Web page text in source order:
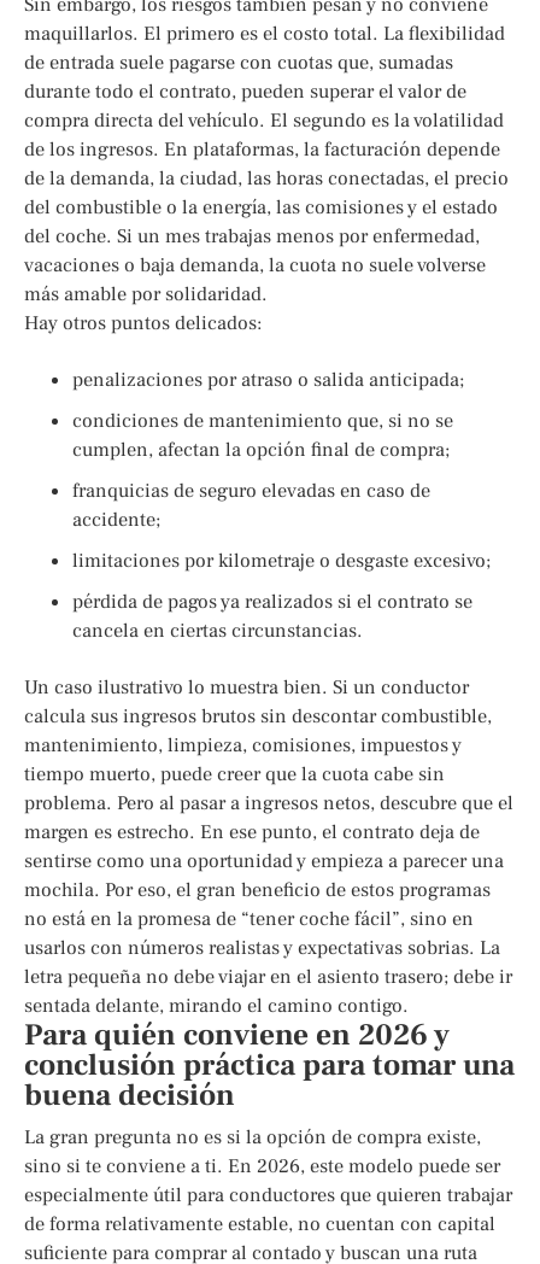
maquillarlos. El primero es el costo total. La flexibilidad
de entrada suele pagarse con cuotas que, sumadas
durante todo el contrato, pueden superar el valor de
compra directa del vehículo. El segundo es la volatilidad
de los ingresos. En plataformas, la facturación depende
de la demanda, la ciudad, las horas conectadas, el precio
del combustible o la energía, las comisiones y el estado
del coche. Si un mes trabajas menos por enfermedad,
vacaciones o baja demanda, la cuota no suele volverse
más amable por solidaridad.
Hay otros puntos delicados:
penalizaciones por atraso o salida anticipada;
condiciones de mantenimiento que, si no se
cumplen, afectan la opción final de compra;
franquicias de seguro elevadas en caso de
accidente;
limitaciones por kilometraje o desgaste excesivo;
pérdida de pagos ya realizados si el contrato se
cancela en ciertas circunstancias.
Un caso ilustrativo lo muestra bien. Si un conductor
calcula sus ingresos brutos sin descontar combustible,
mantenimiento, limpieza, comisiones, impuestos y
tiempo muerto, puede creer que la cuota cabe sin
problema. Pero al pasar a ingresos netos, descubre que el
margen es estrecho. En ese punto, el contrato deja de
sentirse como una oportunidad y empieza a parecer una
mochila. Por eso, el gran beneficio de estos programas
no está en la promesa de “tener coche fácil”, sino en
usarlos con números realistas y expectativas sobrias. La
letra pequeña no debe viajar en el asiento trasero; debe ir
sentada delante, mirando el camino contigo.
Para quién conviene en 2026 y
conclusión práctica para tomar una
buena decisión
La gran pregunta no es si la opción de compra existe,
sino si te conviene a ti. En 2026, este modelo puede ser
especialmente útil para conductores que quieren trabajar
de forma relativamente estable, no cuentan con capital
suficiente para comprar al contado y buscan una ruta